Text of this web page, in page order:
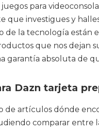
para
que investigues y
la tecnología están
que nos
garantía absoluta de
Dazn tarjeta
de artículos dónde
comparar entre